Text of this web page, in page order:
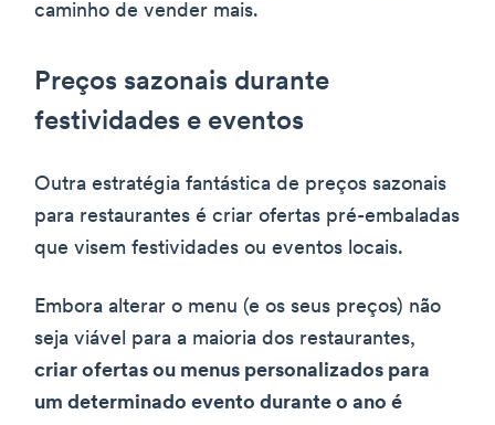
caminho de vender mais.
Preços sazonais durante
festividades e eventos
Outra estratégia fantástica de preços sazonais
para restaurantes é criar ofertas pré-embaladas
que visem festividades ou eventos locais.
Embora alterar o menu (e os seus preços) não
seja viável para a maioria dos restaurantes,
criar ofertas ou menus personalizados para
um determinado evento durante o ano é